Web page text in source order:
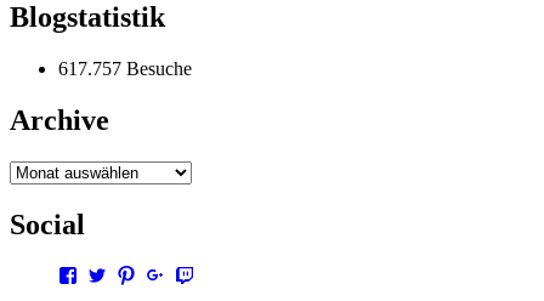
Blogstatistik
617.757 Besuche
Archive
Archive
Social
ProfilProfilProfilProfil